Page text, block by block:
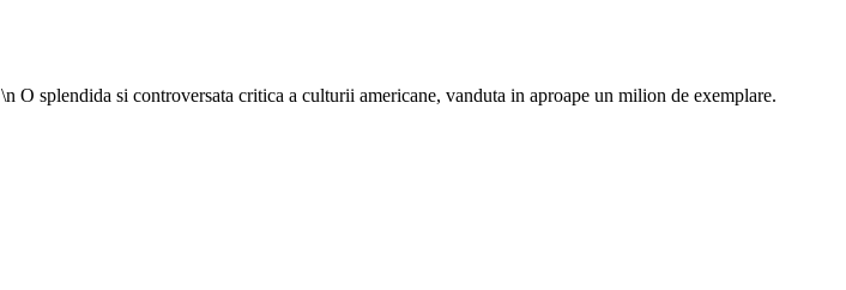
splendida si controversata critica a culturii americane, vanduta in aproape un milion de exemplare.